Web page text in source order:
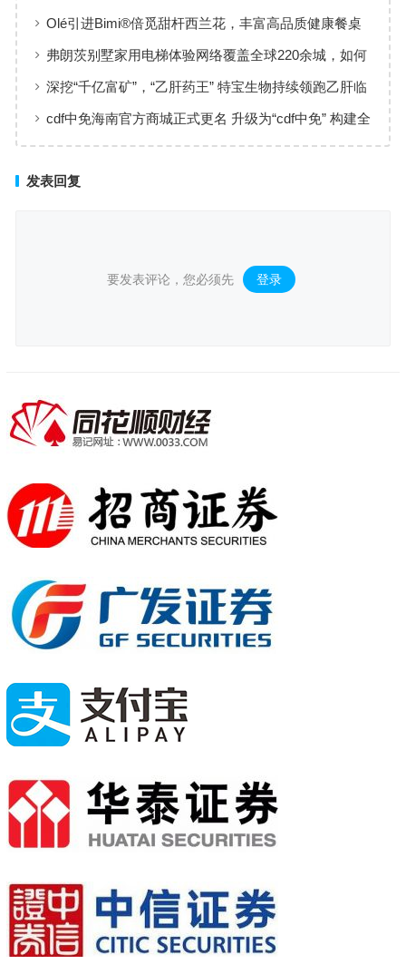
黄金赛道
Olé引进Bimi®倍觅甜杆西兰花，丰富高品质健康餐桌
新选择
弗朗茨别墅家用电梯体验网络覆盖全球220余城，如何
实现高效服务响应
深挖“千亿富矿”，“乙肝药王” 特宝生物持续领跑乙肝临
床治愈
cdf中免海南官方商城正式更名 升级为“cdf中免” 构建全
发表回复
要发表评论，您必须先 登录 。